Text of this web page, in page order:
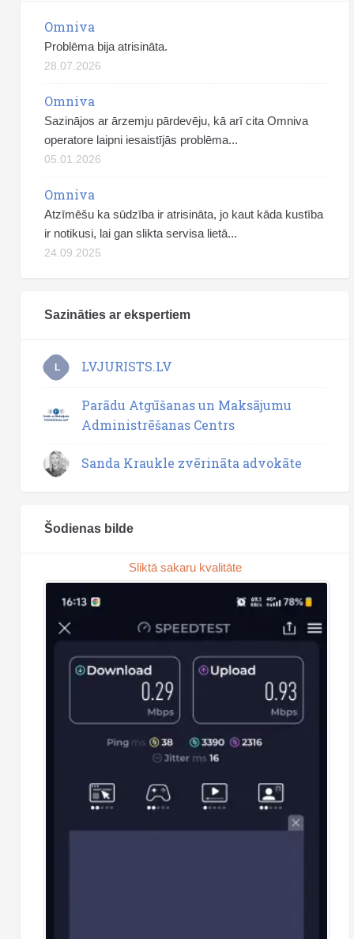
Omniva
Problēma bija atrisināta.
28.07.2026
Omniva
Sazinājos ar ārzemju pārdevēju, kā arī cita Omniva
operatore laipni iesaistījās problēma...
05.01.2026
Omniva
Atzīmēšu ka sūdzība ir atrisināta, jo kaut kāda kustība
ir notikusi, lai gan slikta servisa lietā...
24.09.2025
Sazināties ar ekspertiem
L LVJURISTS.LV
Parādu Atgūšanas un Maksājumu
Administrēšanas Centrs
Sanda Kraukle zvērināta advokāte
Šodienas bilde
Sliktā sakaru kvalitāte